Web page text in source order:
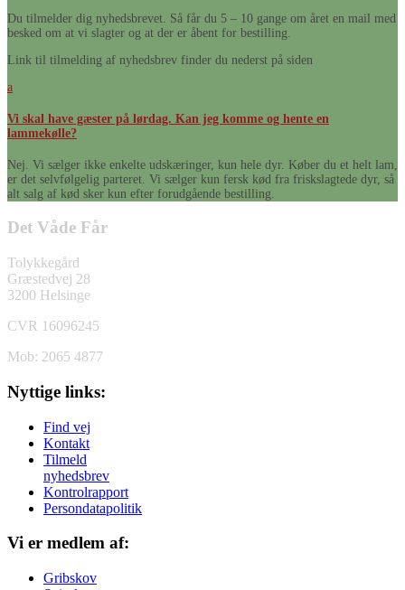
Du tilmelder dig nyhedsbrevet. Så får du 5 – 10 gange om året en mail med
besked om at vi slagter og at der er åbent for bestilling.
Link til tilmelding af nyhedsbrev finder du nederst på siden
a
Vi skal have gæster på lørdag. Kan jeg komme og hente en
lammekølle?
Nej. Vi sælger ikke enkelte udskæringer, kun hele dyr. Køber du et helt lam,
er det selvfølgelig parteret. Vi sælger kun fersk kød fra friskslagtede dyr, så
alt salg af kød sker kun efter forudgående bestilling.
Det Våde Får
Tolykkegård
Græstedvej 28
3200 Helsinge
CVR 16096245
Mob: 2065 4877
Nyttige links:
Find vej
Kontakt
Tilmeld
nyhedsbrev
Kontrolrapport
Persondatapolitik
Vi er medlem af:
Gribskov